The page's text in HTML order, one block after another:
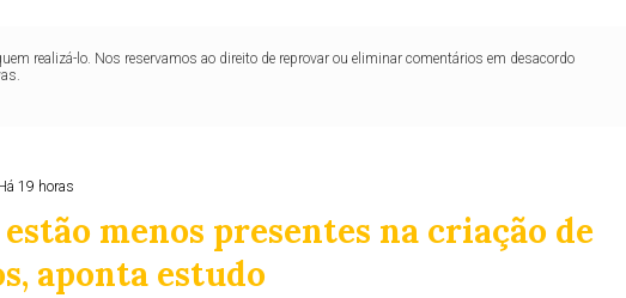
realizá-lo. Nos reservamos ao direito de reprovar ou eliminar comentários em desacordo
19 horas
estão menos presentes na criação de
aponta estudo